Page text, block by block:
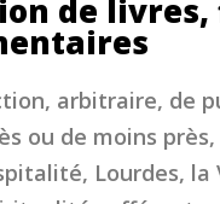
de
arbitraire, de
ou de moins
Lourdes, la